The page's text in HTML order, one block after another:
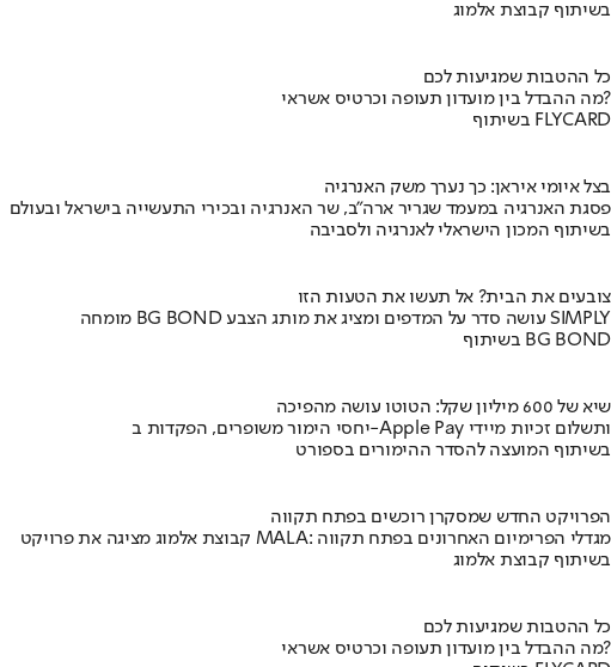
בשיתוף קבוצת אלמוג
כל ההטבות שמגיעות לכם
מה ההבדל בין מועדון תעופה וכרטיס אשראי?
בשיתוף FLYCARD
בצל איומי איראן: כך נערך משק האנרגיה
פסגת האנרגיה במעמד שגריר ארה"ב, שר האנרגיה ובכירי התעשייה בישראל ובעולם
בשיתוף המכון הישראלי לאנרגיה ולסביבה
צובעים את הבית? אל תעשו את הטעות הזו
מומחה BG BOND עושה סדר על המדפים ומציג את מותג הצבע SIMPLY
בשיתוף BG BOND
שיא של 600 מיליון שקל: הטוטו עושה מהפיכה
יחסי הימור משופרים, הפקדות ב-Apple Pay ותשלום זכיות מיידי
בשיתוף המועצה להסדר ההימורים בספורט
הפרויקט החדש שמסקרן רוכשים בפתח תקווה
קבוצת אלמוג מציגה את פרויקט MALA: מגדלי הפרימיום האחרונים בפתח תקווה
בשיתוף קבוצת אלמוג
כל ההטבות שמגיעות לכם
מה ההבדל בין מועדון תעופה וכרטיס אשראי?